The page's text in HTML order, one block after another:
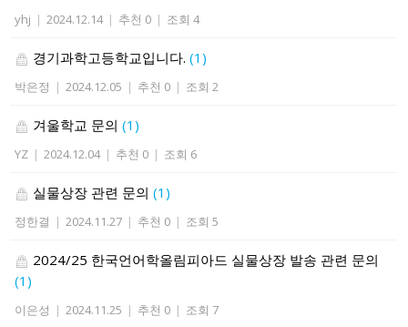
yhj | 2024.12.14 | 추천 0 | 조회 4
경기과학고등학교입니다.(1)
박은정 | 2024.12.05 | 추천 0 | 조회 2
겨울학교 문의(1)
YZ | 2024.12.04 | 추천 0 | 조회 6
실물상장 관련 문의(1)
정한결 | 2024.11.27 | 추천 0 | 조회 5
2024/25 한국언어학올림피아드 실물상장 발송 관련 문의
(1)
이은성 | 2024.11.25 | 추천 0 | 조회 7